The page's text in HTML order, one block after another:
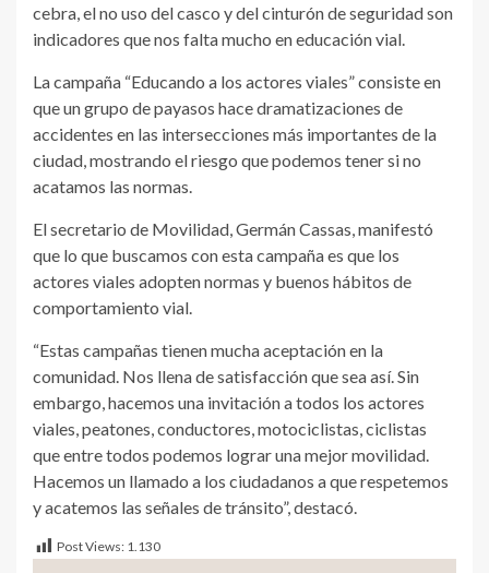
cebra, el no uso del casco y del cinturón de seguridad son
indicadores que nos falta mucho en educación vial.
La campaña “Educando a los actores viales” consiste en
que un grupo de payasos hace dramatizaciones de
accidentes en las intersecciones más importantes de la
ciudad, mostrando el riesgo que podemos tener si no
acatamos las normas.
El secretario de Movilidad, Germán Cassas, manifestó
que lo que buscamos con esta campaña es que los
actores viales adopten normas y buenos hábitos de
comportamiento vial.
“Estas campañas tienen mucha aceptación en la
comunidad. Nos llena de satisfacción que sea así. Sin
embargo, hacemos una invitación a todos los actores
viales, peatones, conductores, motociclistas, ciclistas
que entre todos podemos lograr una mejor movilidad.
Hacemos un llamado a los ciudadanos a que respetemos
y acatemos las señales de tránsito”, destacó.​​
Post Views: 1.130